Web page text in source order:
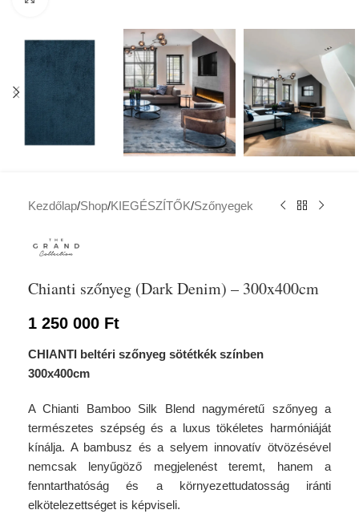
Kezdőlap/Shop/KIEGÉSZÍTŐK/Szőnyegek
Chianti szőnyeg (Dark Denim) – 300x400cm
1 250 000 Ft
CHIANTI beltéri szőnyeg sötétkék színben
300x400cm
A Chianti Bamboo Silk Blend nagyméretű szőnyeg a
természetes szépség és a luxus tökéletes harmóniáját
kínálja. A bambusz és a selyem innovatív ötvözésével
nemcsak lenyűgöző megjelenést teremt, hanem a
fenntarthatóság és a környezettudatosság iránti
elkötelezettséget is képviseli.